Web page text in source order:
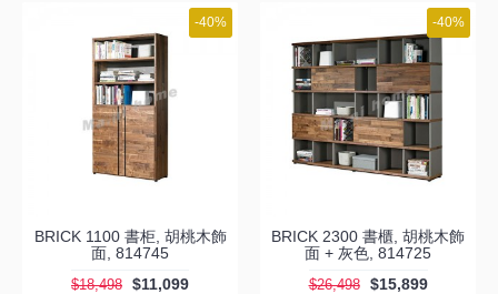
-40%
BRICK 1100 書柜, 胡桃木飾
面, 814745
$18,498 $11,099
-40%
BRICK 2300 書櫃, 胡桃木飾
面 + 灰色, 814725
$26,498 $15,899